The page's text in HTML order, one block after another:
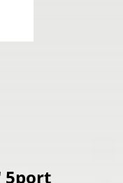
5port